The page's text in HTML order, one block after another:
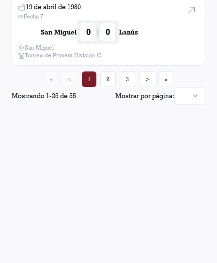
19 de abril de 1980
Fecha 7
San Miguel 0 | 0 Lanús
San Miguel
Torneo de Primera Division C
Mostrando 1-25de55 Mostrar por página:
« < 1 2 3 > »